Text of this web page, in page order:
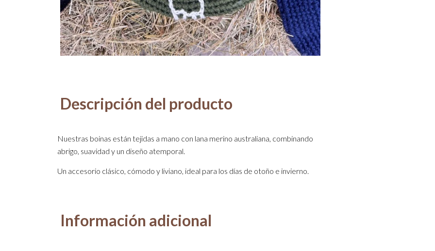
Descripción del producto
Nuestras boinas están tejidas a mano con lana merino australiana, combinando
abrigo, suavidad y un diseño atemporal.
Un accesorio clásico, cómodo y liviano, ideal para los días de otoño e invierno.
Información adicional